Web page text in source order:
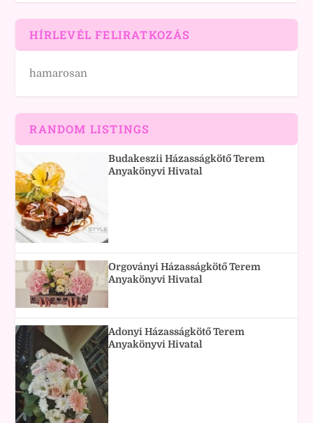
HÍRLEVÉL FELIRATKOZÁS
hamarosan
RANDOM LISTINGS
Budakeszii Házasságkötő Terem
Anyakönyvi Hivatal
Orgoványi Házasságkötő Terem
Anyakönyvi Hivatal
Adonyi Házasságkötő Terem
Anyakönyvi Hivatal